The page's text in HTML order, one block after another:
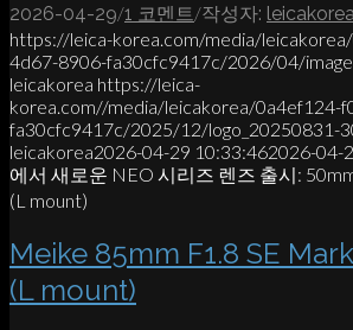
2026-04-29/1 코멘트/작성자:
https://leica-korea.com/media/
4d67-8906-fa30cfc9417c/2026/04/
leicakorea https://leica-
korea.com//media/leicakorea/0a4ef124-
fa30cfc9417c/2025/12/logo_20250831-
leicakorea2026-04-29 10:33:462026-04-
에서 새로운 NEO 시리즈 렌즈 출시:
(L mount)
Meike 85mm F1.8 SE
(L mount)